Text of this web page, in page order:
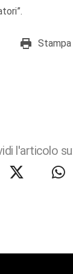
l'articolo